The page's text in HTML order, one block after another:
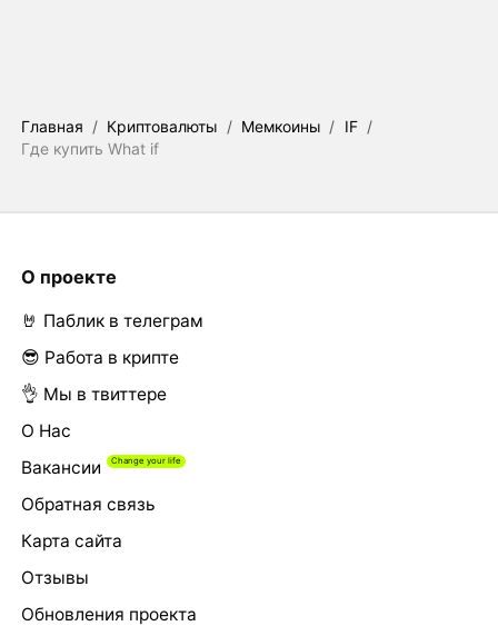
Главная / Криптовалюты / Мемкоины / IF /
Где купить What if
О проекте
🤘 Паблик в телеграм
😎 Работа в крипте
👌 Мы в твиттере
О Нас
Вакансии
Обратная связь
Карта сайта
Отзывы
Обновления проекта